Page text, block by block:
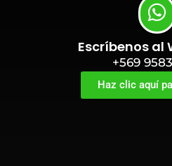
Escríbenos al
+569
Haz clic aquí